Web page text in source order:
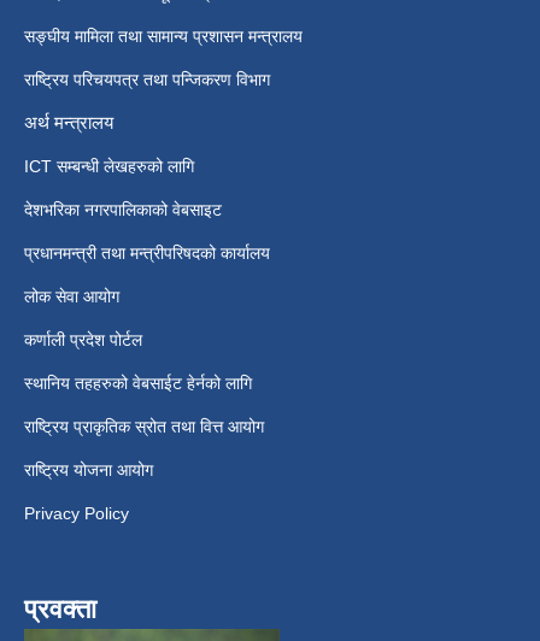
सङ्घीय मामिला तथा सामान्य प्रशासन मन्त्रालय
राष्ट्रिय परिचयपत्र तथा पन्जिकरण विभाग
अर्थ मन्त्रालय
ICT सम्बन्धी लेखहरुको लागि
देशभरिका नगरपालिकाको वेबसाइट
प्रधानमन्त्री तथा मन्त्रीपरिषदको कार्यालय
लोक सेवा आयोग
कर्णाली प्रदेश पोर्टल
स्थानिय तहहरुको वेबसाईट हेर्नको लागि
राष्ट्रिय प्राकृतिक स्रोत तथा वित्त आयोग
राष्ट्रिय योजना आयोग
Privacy Policy
प्रवक्ता